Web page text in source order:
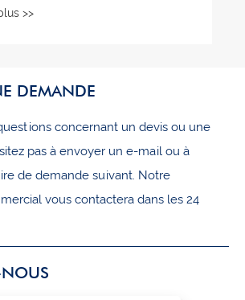
DEMANDE
concernant un devis ou une
pas à envoyer un e-mail ou à
de demande suivant. Notre
vous contactera dans les 24